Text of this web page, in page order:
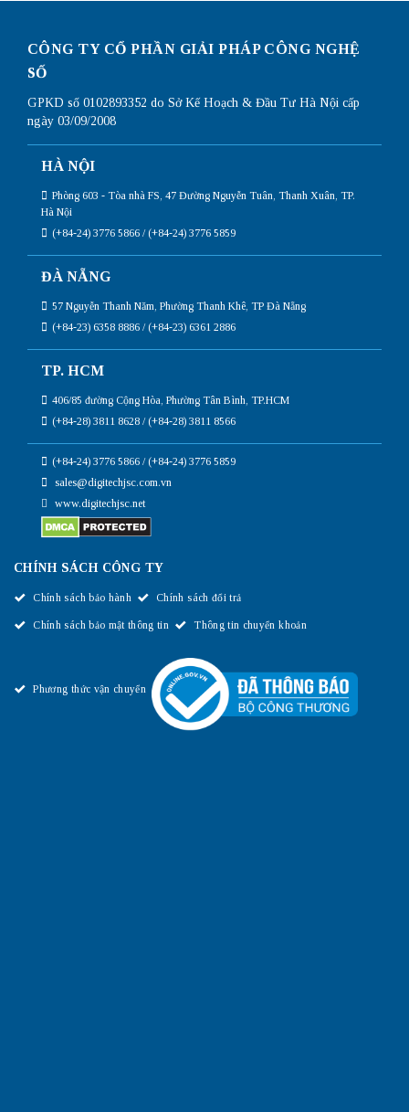
CÔNG TY CỔ PHẦN GIẢI PHÁP CÔNG NGHỆ
SỐ
GPKD số 0102893352 do Sở Kế Hoạch & Đầu Tư Hà Nội cấp
ngày 03/09/2008
HÀ NỘI
Phòng 603 - Tòa nhà FS, 47 Đường Nguyễn Tuân, Thanh Xuân, TP.
Hà Nội
(+84-24) 3776 5866 / (+84-24) 3776 5859
ĐÀ NẴNG
57 Nguyễn Thanh Năm, Phường Thanh Khê, TP Đà Nẵng
(+84-23) 6358 8886 / (+84-23) 6361 2886
TP. HCM
406/85 đường Cộng Hòa, Phường Tân Bình, TP.HCM
(+84-28) 3811 8628 / (+84-28) 3811 8566
(+84-24) 3776 5866 / (+84-24) 3776 5859
sales@digitechjsc.com.vn
www.digitechjsc.net
CHÍNH SÁCH CÔNG TY
Chính sách bảo hành Chính sách đổi trả
Chính sách bảo mật thông tin Thông tin chuyển khoản
Phương thức vận chuyển